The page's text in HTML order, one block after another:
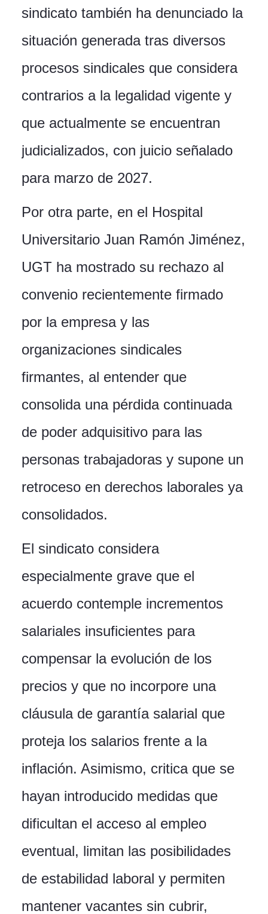
sindicato también ha denunciado la
situación generada tras diversos
procesos sindicales que considera
contrarios a la legalidad vigente y
que actualmente se encuentran
judicializados, con juicio señalado
para marzo de 2027.
Por otra parte, en el Hospital
Universitario Juan Ramón Jiménez,
UGT ha mostrado su rechazo al
convenio recientemente firmado
por la empresa y las
organizaciones sindicales
firmantes, al entender que
consolida una pérdida continuada
de poder adquisitivo para las
personas trabajadoras y supone un
retroceso en derechos laborales ya
consolidados.
El sindicato considera
especialmente grave que el
acuerdo contemple incrementos
salariales insuficientes para
compensar la evolución de los
precios y que no incorpore una
cláusula de garantía salarial que
proteja los salarios frente a la
inflación. Asimismo, critica que se
hayan introducido medidas que
dificultan el acceso al empleo
eventual, limitan las posibilidades
de estabilidad laboral y permiten
mantener vacantes sin cubrir,